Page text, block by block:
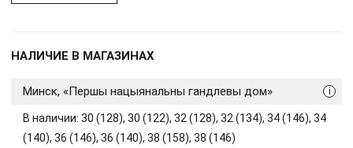
НАЛИЧИЕ В МАГАЗИНАХ
i
Минск, «Першы нацыянальны гандлевы дом»
В наличии: 30 (128), 30 (122), 32 (128), 32 (134), 34 (146), 34
(140), 36 (146), 36 (140), 38 (158), 38 (146)